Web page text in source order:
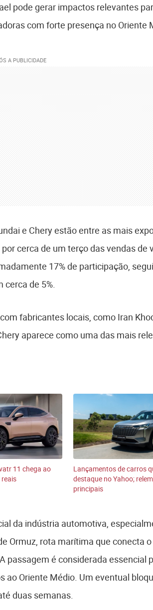
pode gerar impactos relevantes
com forte presença no Oriente
e Chery estão entre as mais
cerca de um terço das vendas de
17% de participação,
cerca de 5%.
fabricantes locais, como Iran
aparece como uma das mais
11 chega ao
Lançamentos de carros
destaque no Yahoo;
principais
da indústria automotiva,
Ormuz, rota marítima que conecta
passagem é considerada essencial
Oriente Médio. Um eventual
duas semanas.